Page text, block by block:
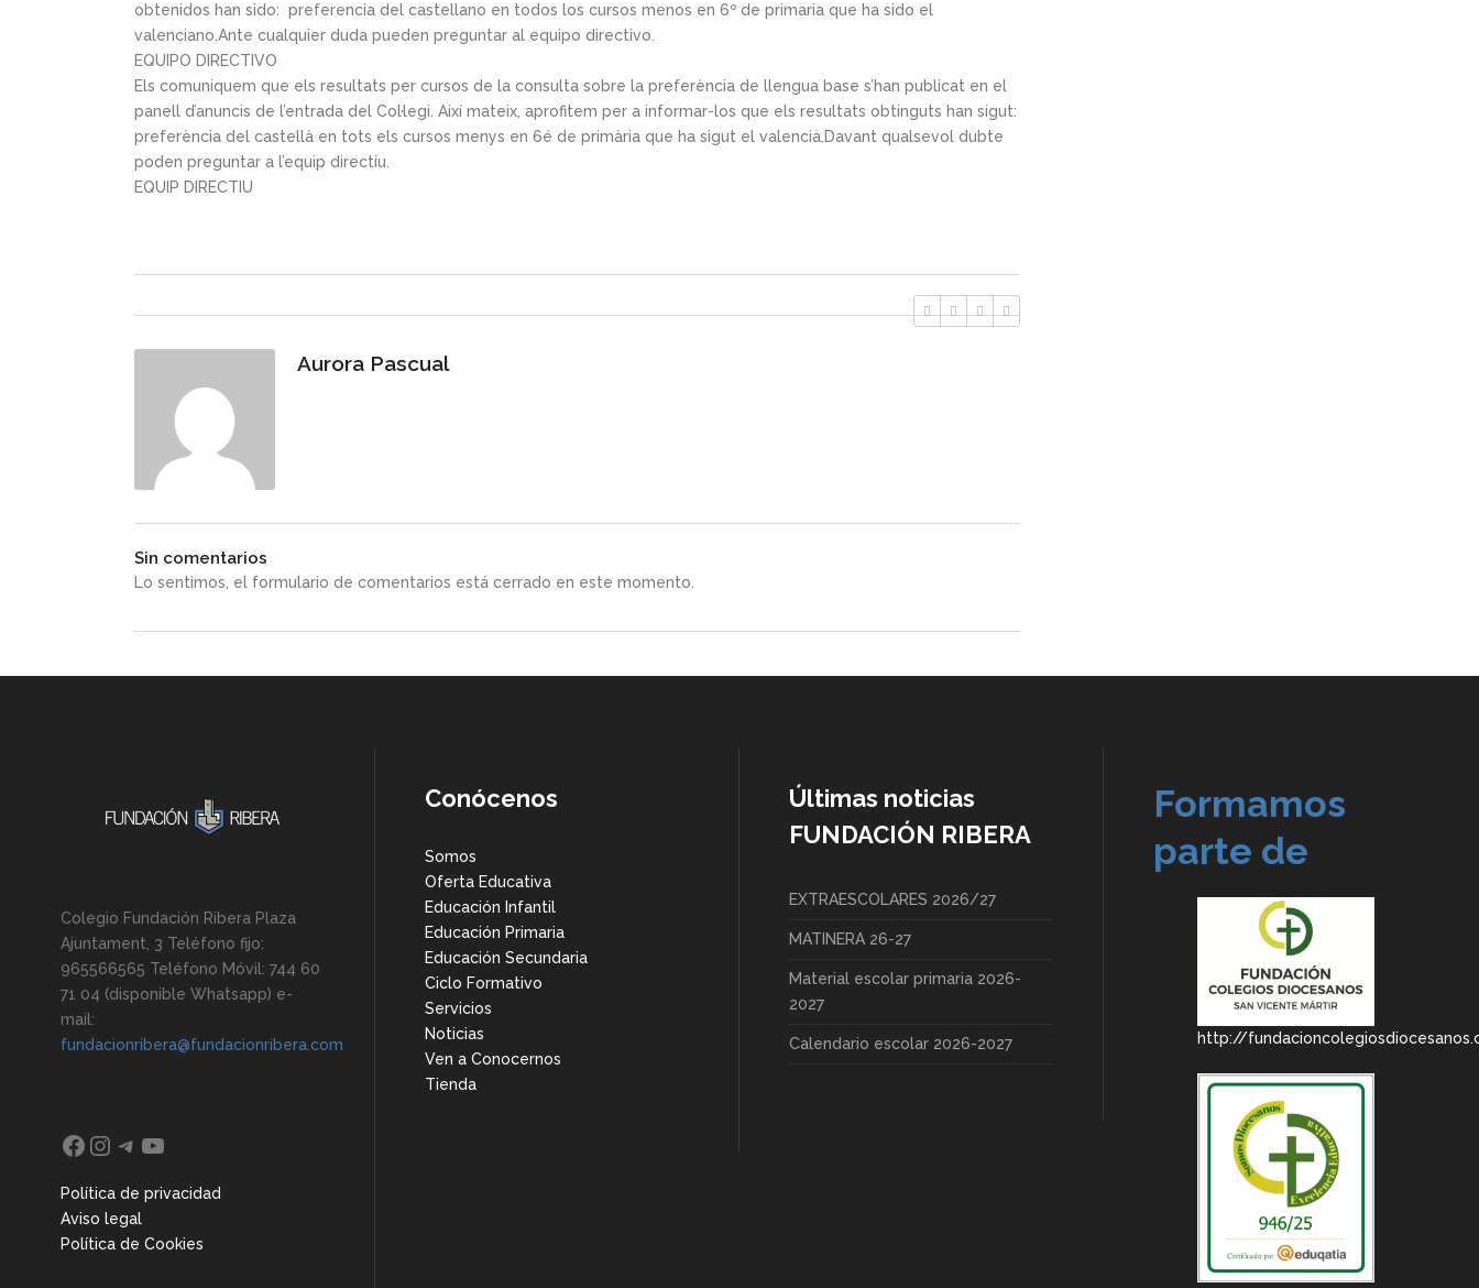
obtenidos han sido: preferencia del castellano en todos los cursos menos en 6º de primaria que ha sido el
valenciano.Ante cualquier duda pueden preguntar al equipo directivo.
EQUIPO DIRECTIVO
Els comuniquem que els resultats per cursos de la consulta sobre la preferència de llengua base s’han publicat en el
panell d’anuncis de l’entrada del Col·legi. Així mateix, aprofitem per a informar-los que els resultats obtinguts han sigut:
preferència del castellà en tots els cursos menys en 6é de primària que ha sigut el valencià.Davant qualsevol dubte
poden preguntar a l’equip directiu.
EQUIP DIRECTIU
Aurora Pascual
Sin comentarios
Lo sentimos, el formulario de comentarios está cerrado en este momento.
Colegio Fundación Ribera Plaza
Ajuntament, 3 Teléfono fijo:
965566565 Teléfono Móvil: 744 60
71 04 (disponible Whatsapp) e-
mail:
fundacionribera@fundacionribera.com
Facebook
Instagram
Telegram
YouTube
Política de privacidad
Aviso legal
Política de Cookies
Conócenos
Somos
Oferta Educativa
Educación Infantil
Educación Primaria
Educación Secundaria
Ciclo Formativo
Servicios
Noticias
Ven a Conocernos
Tienda
Últimas noticias
FUNDACIÓN RIBERA
EXTRAESCOLARES 2026/27
MATINERA 26-27
Material escolar primaria 2026-
2027
Calendario escolar 2026-2027
Formamos
parte de
http://